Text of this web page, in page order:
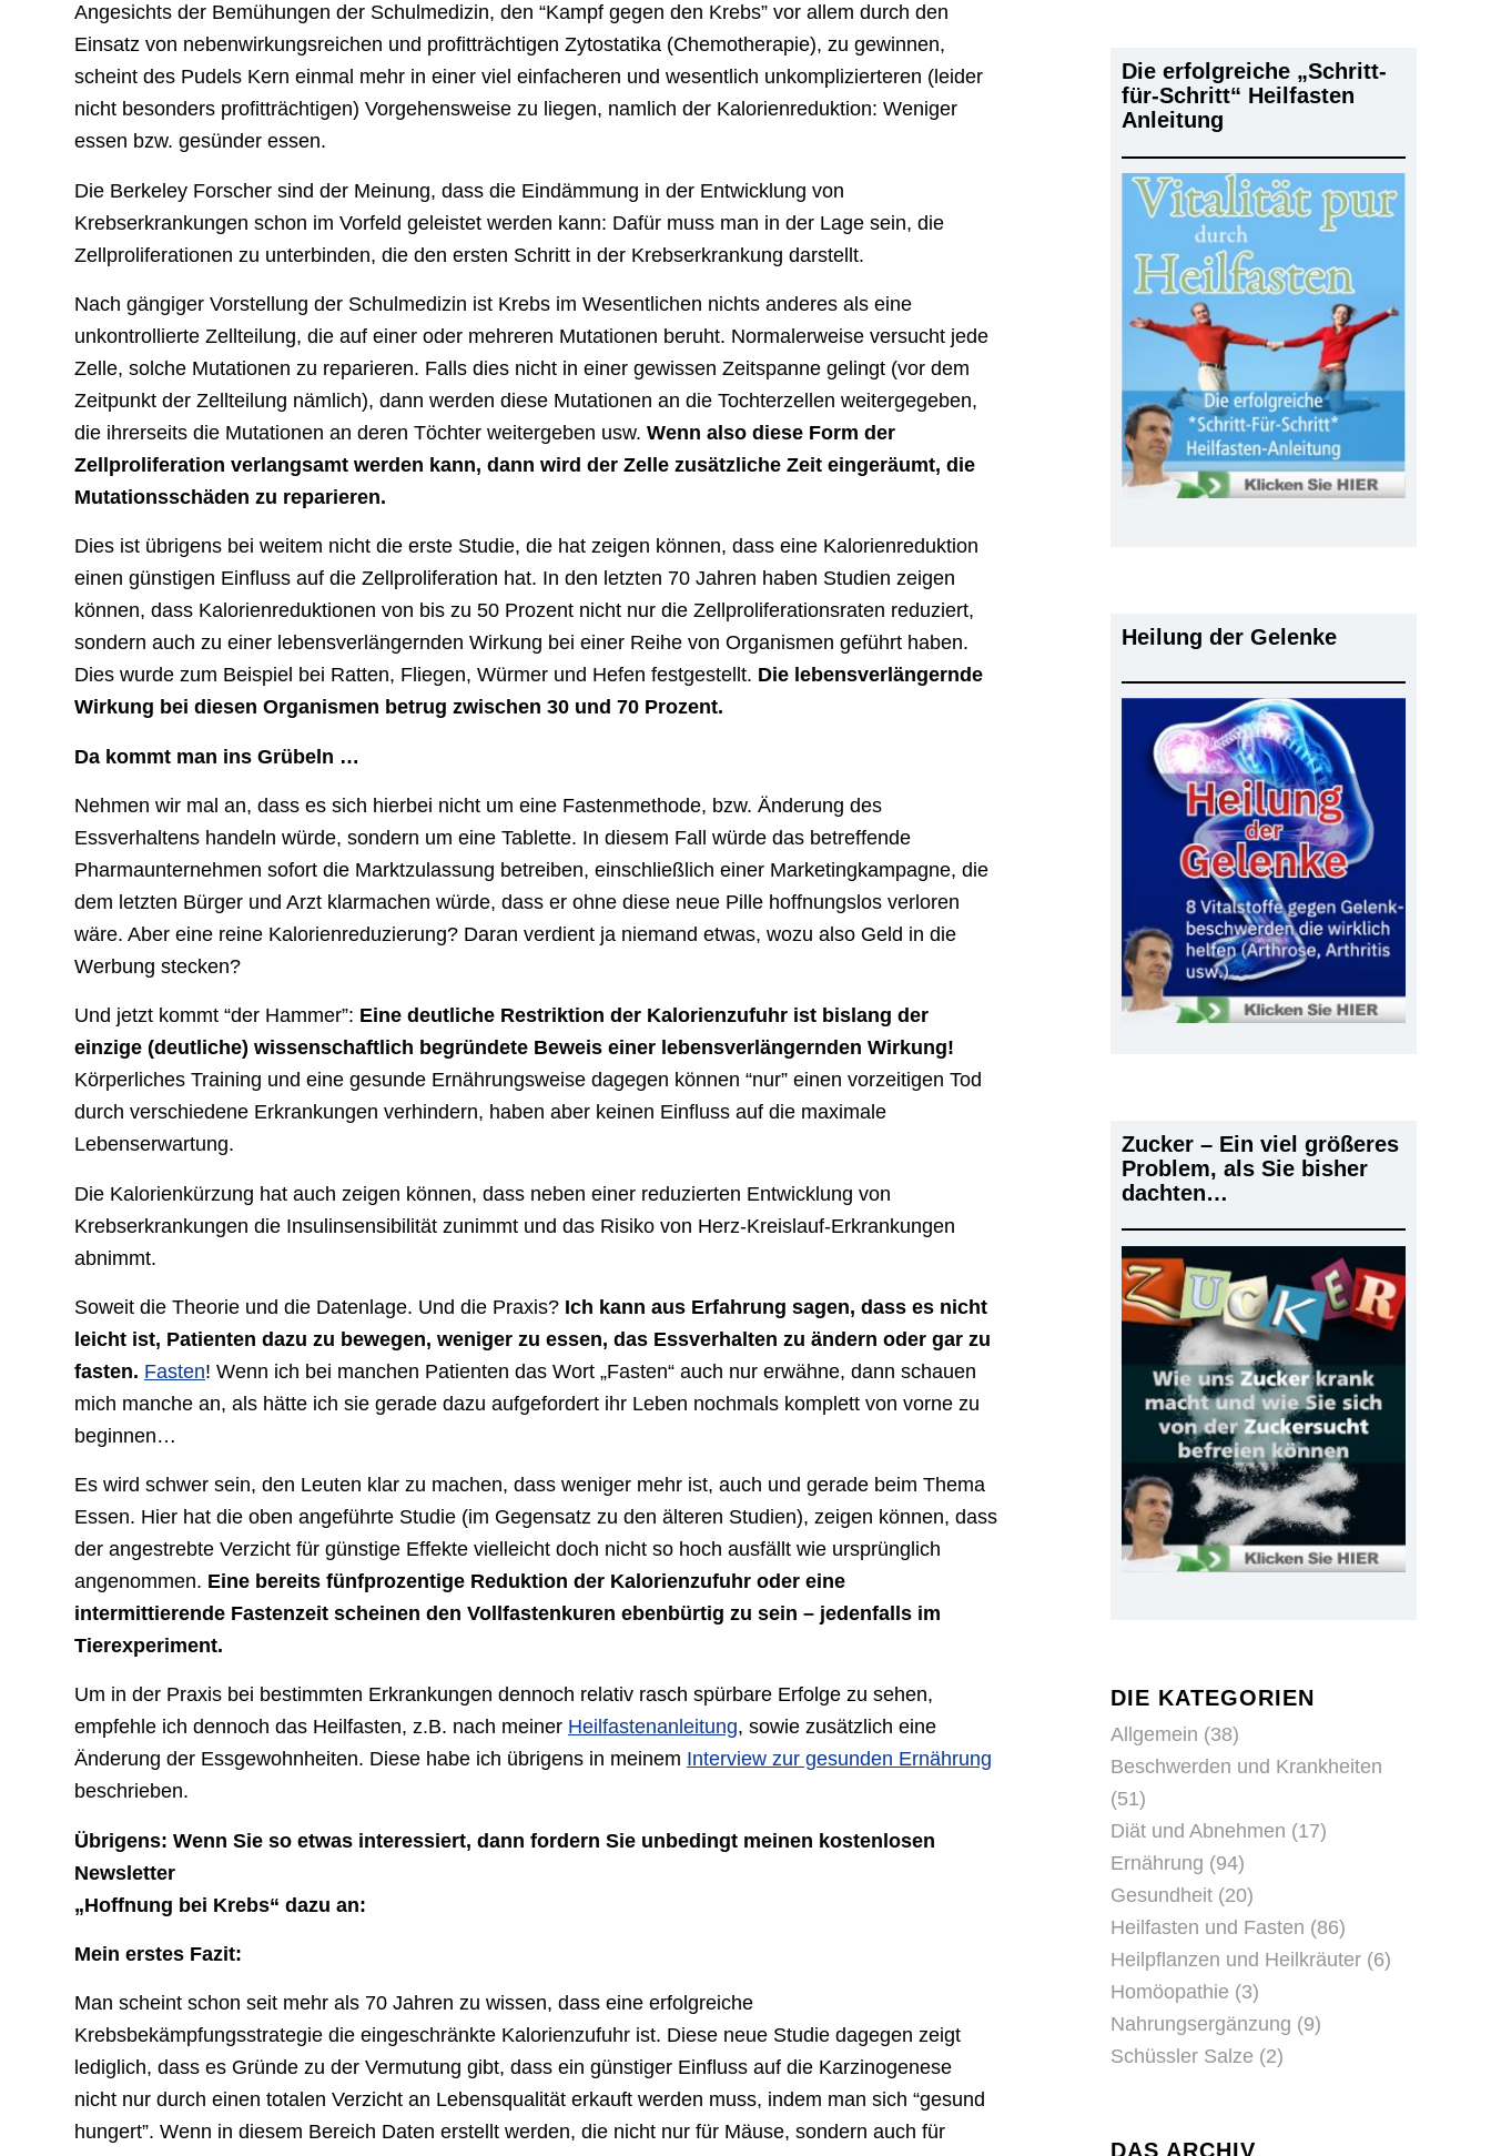
Angesichts der Bemühungen der Schulmedizin, den “Kampf gegen den Krebs” vor allem durch den
Einsatz von nebenwirkungsreichen und profitträchtigen Zytostatika (Chemotherapie), zu gewinnen,
scheint des Pudels Kern einmal mehr in einer viel einfacheren und wesentlich unkomplizierteren (leider
nicht besonders profitträchtigen) Vorgehensweise zu liegen, namlich der Kalorienreduktion: Weniger
essen bzw. gesünder essen.
Die Berkeley Forscher sind der Meinung, dass die Eindämmung in der Entwicklung von
Krebserkrankungen schon im Vorfeld geleistet werden kann: Dafür muss man in der Lage sein, die
Zellproliferationen zu unterbinden, die den ersten Schritt in der Krebserkrankung darstellt.
Nach gängiger Vorstellung der Schulmedizin ist Krebs im Wesentlichen nichts anderes als eine
unkontrollierte Zellteilung, die auf einer oder mehreren Mutationen beruht. Normalerweise versucht jede
Zelle, solche Mutationen zu reparieren. Falls dies nicht in einer gewissen Zeitspanne gelingt (vor dem
Zeitpunkt der Zellteilung nämlich), dann werden diese Mutationen an die Tochterzellen weitergegeben,
die ihrerseits die Mutationen an deren Töchter weitergeben usw. Wenn also diese Form der
Zellproliferation verlangsamt werden kann, dann wird der Zelle zusätzliche Zeit eingeräumt, die
Mutationsschäden zu reparieren.
Dies ist übrigens bei weitem nicht die erste Studie, die hat zeigen können, dass eine Kalorienreduktion
einen günstigen Einfluss auf die Zellproliferation hat. In den letzten 70 Jahren haben Studien zeigen
können, dass Kalorienreduktionen von bis zu 50 Prozent nicht nur die Zellproliferationsraten reduziert,
sondern auch zu einer lebensverlängernden Wirkung bei einer Reihe von Organismen geführt haben.
Dies wurde zum Beispiel bei Ratten, Fliegen, Würmer und Hefen festgestellt. Die lebensverlängernde
Wirkung bei diesen Organismen betrug zwischen 30 und 70 Prozent.
Da kommt man ins Grübeln …
Nehmen wir mal an, dass es sich hierbei nicht um eine Fastenmethode, bzw. Änderung des
Essverhaltens handeln würde, sondern um eine Tablette. In diesem Fall würde das betreffende
Pharmaunternehmen sofort die Marktzulassung betreiben, einschließlich einer Marketingkampagne, die
dem letzten Bürger und Arzt klarmachen würde, dass er ohne diese neue Pille hoffnungslos verloren
wäre. Aber eine reine Kalorienreduzierung? Daran verdient ja niemand etwas, wozu also Geld in die
Werbung stecken?
Und jetzt kommt “der Hammer”: Eine deutliche Restriktion der Kalorienzufuhr ist bislang der
einzige (deutliche) wissenschaftlich begründete Beweis einer lebensverlängernden Wirkung!
Körperliches Training und eine gesunde Ernährungsweise dagegen können “nur” einen vorzeitigen Tod
durch verschiedene Erkrankungen verhindern, haben aber keinen Einfluss auf die maximale
Lebenserwartung.
Die Kalorienkürzung hat auch zeigen können, dass neben einer reduzierten Entwicklung von
Krebserkrankungen die Insulinsensibilität zunimmt und das Risiko von Herz-Kreislauf-Erkrankungen
abnimmt.
Soweit die Theorie und die Datenlage. Und die Praxis? Ich kann aus Erfahrung sagen, dass es nicht
leicht ist, Patienten dazu zu bewegen, weniger zu essen, das Essverhalten zu ändern oder gar zu
fasten. Fasten! Wenn ich bei manchen Patienten das Wort „Fasten“ auch nur erwähne, dann schauen
mich manche an, als hätte ich sie gerade dazu aufgefordert ihr Leben nochmals komplett von vorne zu
beginnen…
Es wird schwer sein, den Leuten klar zu machen, dass weniger mehr ist, auch und gerade beim Thema
Essen. Hier hat die oben angeführte Studie (im Gegensatz zu den älteren Studien), zeigen können, dass
der angestrebte Verzicht für günstige Effekte vielleicht doch nicht so hoch ausfällt wie ursprünglich
angenommen. Eine bereits fünfprozentige Reduktion der Kalorienzufuhr oder eine
intermittierende Fastenzeit scheinen den Vollfastenkuren ebenbürtig zu sein – jedenfalls im
Tierexperiment.
Um in der Praxis bei bestimmten Erkrankungen dennoch relativ rasch spürbare Erfolge zu sehen,
empfehle ich dennoch das Heilfasten, z.B. nach meiner Heilfastenanleitung, sowie zusätzlich eine
Änderung der Essgewohnheiten. Diese habe ich übrigens in meinem Interview zur gesunden Ernährung
beschrieben.
Übrigens: Wenn Sie so etwas interessiert, dann fordern Sie unbedingt meinen kostenlosen
Newsletter
„Hoffnung bei Krebs“ dazu an:
Mein erstes Fazit:
Man scheint schon seit mehr als 70 Jahren zu wissen, dass eine erfolgreiche
Krebsbekämpfungsstrategie die eingeschränkte Kalorienzufuhr ist. Diese neue Studie dagegen zeigt
lediglich, dass es Gründe zu der Vermutung gibt, dass ein günstiger Einfluss auf die Karzinogenese
nicht nur durch einen totalen Verzicht an Lebensqualität erkauft werden muss, indem man sich “gesund
hungert”. Wenn in diesem Bereich Daten erstellt werden, die nicht nur für Mäuse, sondern auch für
Die erfolgreiche „Schritt-
für-Schritt“ Heilfasten
Anleitung
Heilung der Gelenke
Zucker – Ein viel größeres
Problem, als Sie bisher
dachten…
DIE KATEGORIEN
Allgemein (38)
Beschwerden und Krankheiten
(51)
Diät und Abnehmen (17)
Ernährung (94)
Gesundheit (20)
Heilfasten und Fasten (86)
Heilpflanzen und Heilkräuter (6)
Homöopathie (3)
Nahrungsergänzung (9)
Schüssler Salze (2)
DAS ARCHIV